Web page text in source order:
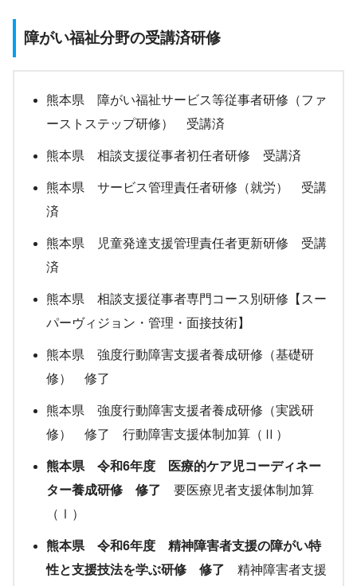
障がい福祉分野の受講済研修
熊本県 障がい福祉サービス等従事者研修（ファ
ーストステップ研修） 受講済
熊本県 相談支援従事者初任者研修 受講済
熊本県 サービス管理責任者研修（就労） 受講
済
熊本県 児童発達支援管理責任者更新研修 受講
済
熊本県 相談支援従事者専門コース別研修【スー
パーヴィジョン・管理・面接技術】
熊本県 強度行動障害支援者養成研修（基礎研
修） 修了
熊本県 強度行動障害支援者養成研修（実践研
修） 修了 行動障害支援体制加算（Ⅱ）
熊本県 令和6年度 医療的ケア児コーディネー
ター養成研修 修了 要医療児者支援体制加算
（Ⅰ）
熊本県 令和6年度 精神障害者支援の障がい特
性と支援技法を学ぶ研修 修了 精神障害者支援